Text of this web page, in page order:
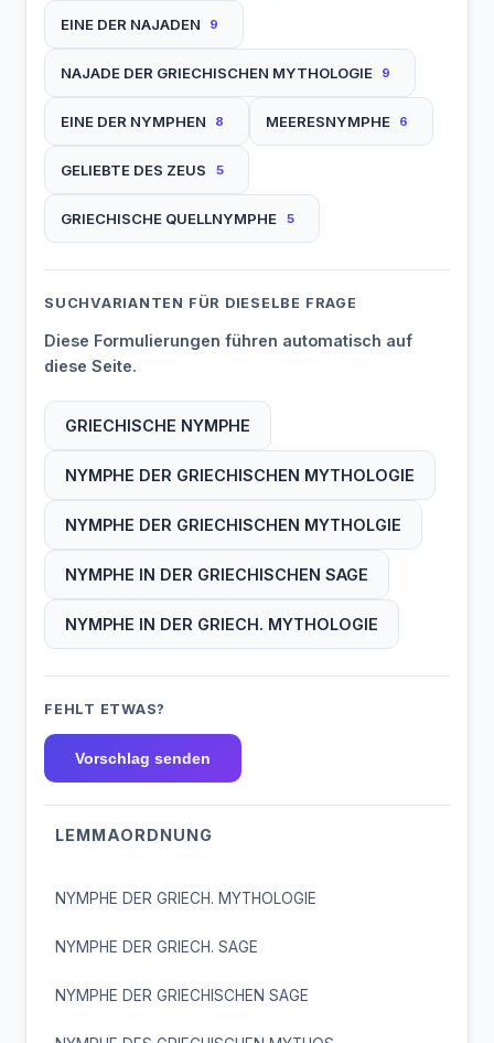
EINE DER NAJADEN 9
NAJADE DER GRIECHISCHEN MYTHOLOGIE 9
EINE DER NYMPHEN 8 MEERESNYMPHE 6
GELIEBTE DES ZEUS 5
GRIECHISCHE QUELLNYMPHE 5
SUCHVARIANTEN FÜR DIESELBE FRAGE
Diese Formulierungen führen automatisch auf
diese Seite.
GRIECHISCHE NYMPHE
NYMPHE DER GRIECHISCHEN MYTHOLOGIE
NYMPHE DER GRIECHISCHEN MYTHOLGIE
NYMPHE IN DER GRIECHISCHEN SAGE
NYMPHE IN DER GRIECH. MYTHOLOGIE
FEHLT ETWAS?
Vorschlag senden
LEMMAORDNUNG
NYMPHE DER GRIECH. MYTHOLOGIE
NYMPHE DER GRIECH. SAGE
NYMPHE DER GRIECHISCHEN SAGE